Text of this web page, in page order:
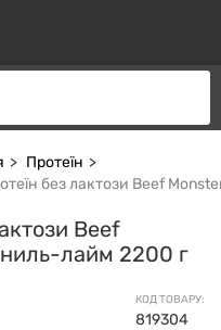
Протеїн
без лактози Beef
Beef
лайм 2200 г
КОД ТОВАРУ:
819304